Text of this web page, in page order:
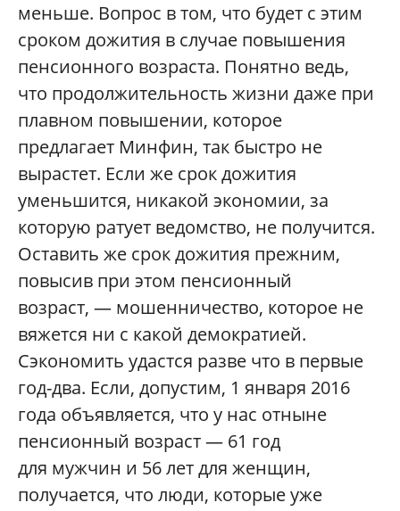
меньше. Вопрос в том, что будет с этим
сроком дожития в случае повышения
пенсионного возраста. Понятно ведь,
что продолжительность жизни даже при
плавном повышении, которое
предлагает Минфин, так быстро не
вырастет. Если же срок дожития
уменьшится, никакой экономии, за
которую ратует ведомство, не получится.
Оставить же срок дожития прежним,
повысив при этом пенсионный
возраст, — мошенничество, которое не
вяжется ни с какой демократией.
Сэкономить удастся разве что в первые
год-два. Если, допустим, 1 января 2016
года объявляется, что у нас отныне
пенсионный возраст — 61 год
для мужчин и 56 лет для женщин,
получается, что люди, которые уже